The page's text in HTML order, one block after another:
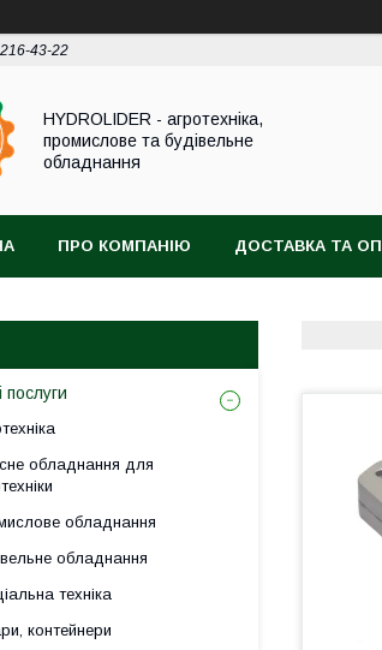
43-22
HYDROLIDER - агротехніка,
промислове та будівельне
обладнання
ПРО КОМПАНІЮ ДОСТАВКА ТА
послуги
обладнання для
обладнання
обладнання
техніка
контейнери